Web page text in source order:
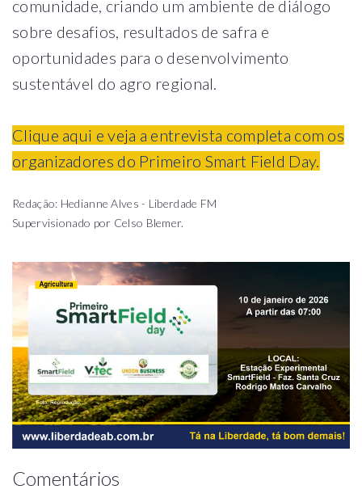
comunidade, criando um ambiente de diálogo
sobre desafios, resultados de safra e
oportunidades para o desenvolvimento
sustentável do agro regional.
Clique aqui e veja a entrevista completa com os
organizadores do Primeiro Smart Field Day.
Redação: Hedianne Alves - Liberdade FM
Supervisionado por Celso Blemer.
Comentários